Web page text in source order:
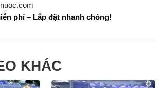
phí – Lắp đặt nhanh chóng!
KHÁC